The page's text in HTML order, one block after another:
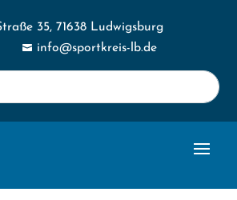
35, 71638 Ludwigsburg
 info@sportkreis-lb.de